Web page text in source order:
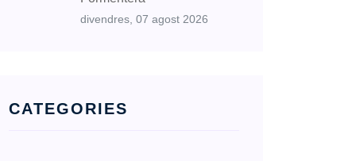
divendres, 07 agost 2026
CATEGORIES